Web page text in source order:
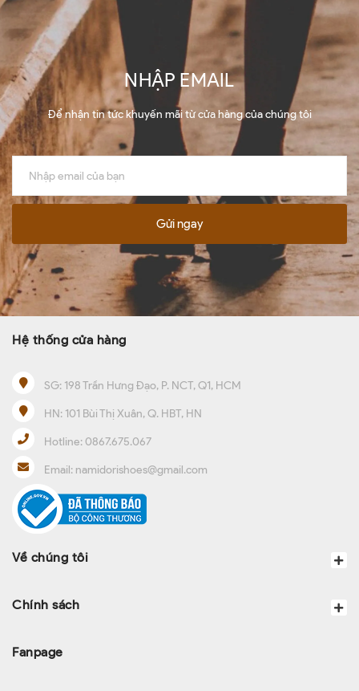
NHẬP EMAIL
Để nhận tin tức khuyến mãi từ cửa hàng của chúng tôi
Gửi ngay
Hệ thống cửa hàng
SG: 198 Trần Hưng Đạo, P. NCT, Q1, HCM
HN: 101 Bùi Thị Xuân, Q. HBT, HN
Hotline:0867.675.067
Email: namidorishoes@gmail.com
Về chúng tôi
Chính sách
Fanpage